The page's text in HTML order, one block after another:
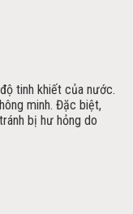
tinh khiết của nước.
minh. Đặc biệt,
bị hư hỏng do